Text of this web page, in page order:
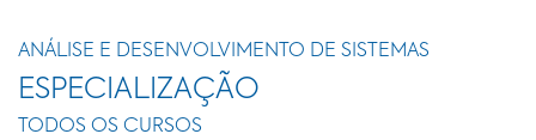
ANÁLISE E DESENVOLVIMENTO DE SISTEMAS
ESPECIALIZAÇÃO
TODOS OS CURSOS